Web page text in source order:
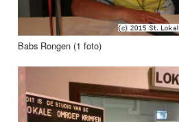
Babs Rongen (1 foto)